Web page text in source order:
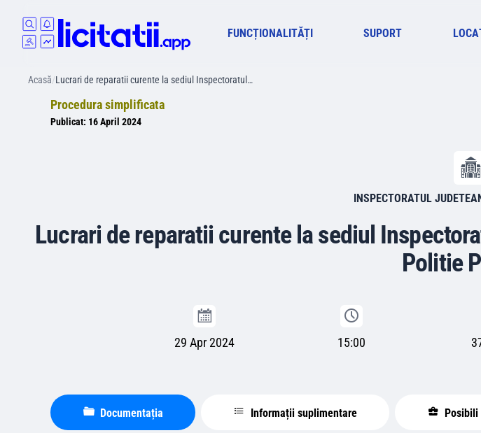
FUNCȚIONALITĂȚI SUPORT
Acasă/Lucrari de reparatii curente la sediul Inspectoratul…
Procedura simplificata
Publicat: 16 April 2024
INSPECTORATUL
Lucrari de reparatii curente la sediul
Politie
29 Apr 2024 15:00
Documentația Informații suplimentare Posibili